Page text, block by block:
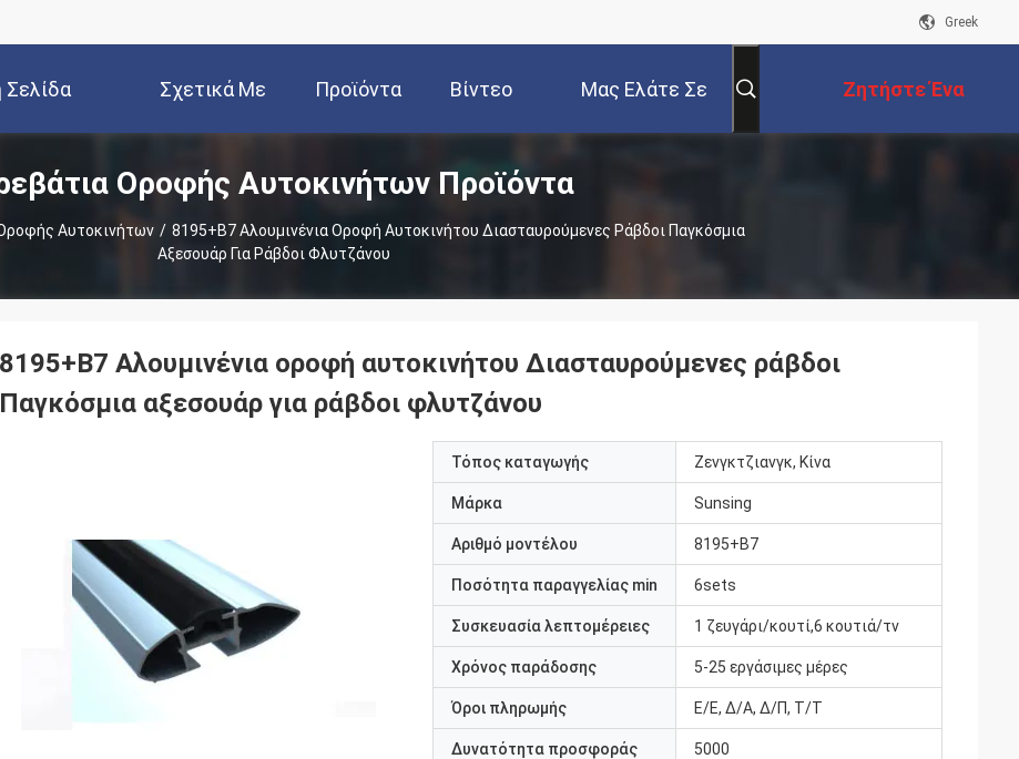
Greek
Σελίδα Σχετικά Με
Εμάς
Προϊόντα Βίντεο Μας Ελάτε Σε Ζητήστε Ένα
Απόσπασμα
Οροφής Αυτοκινήτων Προϊόντα
Αυτοκινήτων / 8195+B7 Αλουμινένια Οροφή Αυτοκινήτου Διασταυρούμενες Ράβδοι Παγκόσμια
Αξεσουάρ Για Ράβδοι Φλυτζάνου
8195+B7 Αλουμινένια οροφή αυτοκινήτου Διασταυρούμενες ράβδοι
Παγκόσμια αξεσουάρ για ράβδοι φλυτζάνου
Τόπος καταγωγής Ζενγκτζιανγκ, Κίνα
Μάρκα Sunsing
Αριθμό μοντέλου 8195+B7
Ποσότητα παραγγελίας min 6sets
Συσκευασία λεπτομέρειες 1 ζευγάρι/κουτί,6 κουτιά/τν
Χρόνος παράδοσης 5-25 εργάσιμες μέρες
Όροι πληρωμής Ε/Ε, Δ/Α, Δ/Π, Τ/Τ
Δυνατότητα προσφοράς 5000